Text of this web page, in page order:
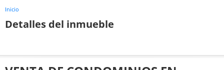
Inicio
Detalles del inmueble